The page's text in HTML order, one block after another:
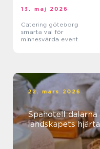
13. maj 2026
Catering göteborg
smarta val för
minnesvärda event
22. mars 2026
Spahotell dalarna avkoppling i
landskapets hjärta